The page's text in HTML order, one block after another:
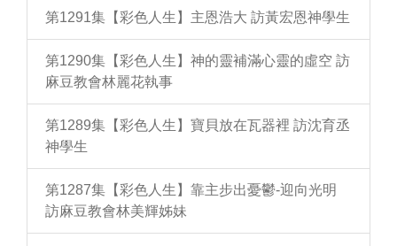
第1291集【彩色人生】主恩浩大 訪黃宏恩神學生
第1290集【彩色人生】神的靈補滿心靈的虛空 訪
麻豆教會林麗花執事
第1289集【彩色人生】寶貝放在瓦器裡 訪沈育丞
神學生
第1287集【彩色人生】靠主步出憂鬱-迎向光明
訪麻豆教會林美輝姊妹